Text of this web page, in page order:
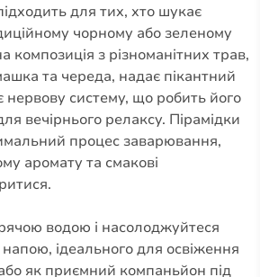
для тих, хто шукає
чорному або зеленому
композиція з різноманітних трав,
та череда, надає пікантний
нервову систему, що робить його
вечірнього релаксу. Пірамідки
процес заварювання,
аромату та смакові
водою і насолоджуйтеся
ідеального для освіження
або як приємний компаньйон під